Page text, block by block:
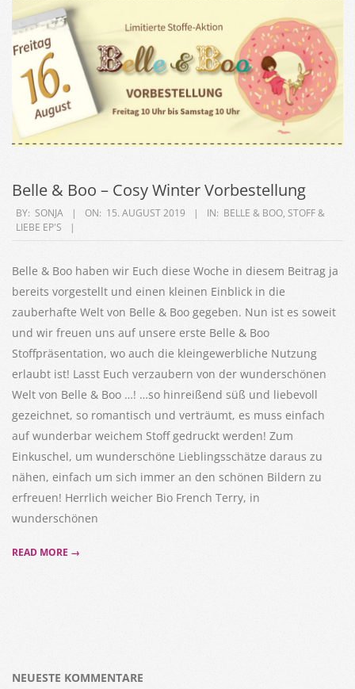
Belle & Boo – Cosy Winter Vorbestellung
2019-
08-
BY: SONJA ON: 15. AUGUST 2019 IN: BELLE & BOO, STOFF &
LIEBE EP'S
Belle & Boo haben wir Euch diese Woche in diesem Beitrag ja
bereits vorgestellt und einen kleinen Einblick in die
zauberhafte Welt von Belle & Boo gegeben. Nun ist es soweit
und wir freuen uns auf unsere erste Belle & Boo
Stoffpräsentation, wo auch die kleingewerbliche Nutzung
erlaubt ist! Lasst Euch verzaubern von der wunderschönen
Welt von Belle & Boo …! …so hinreißend süß und liebevoll
gezeichnet, so romantisch und verträumt, es muss einfach
auf wunderbar weichem Stoff gedruckt werden! Zum
Einkuschel, um wunderschöne Lieblingsschätze daraus zu
nähen, einfach um sich immer an den schönen Bildern zu
erfreuen! Herrlich weicher Bio French Terry, in
wunderschönen
READ MORE →
NEUESTE KOMMENTARE